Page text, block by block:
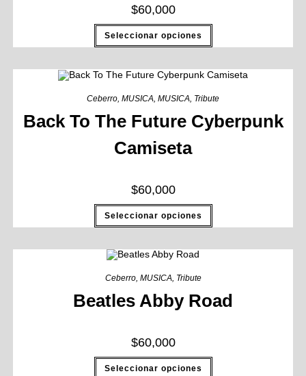
$60,000
Seleccionar opciones
Ceberro MUSICA MUSICA Tribute
Back To The Future Cyberpunk
Camiseta
$60,000
Seleccionar opciones
Ceberro, MUSICA, Tribute
Beatles Abby Road
$60,000
Seleccionar opciones